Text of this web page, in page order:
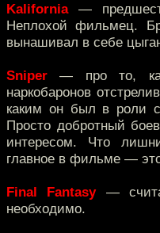
Kalifornia—
Неплохой фильмец.
вынашивал в себе
Sniper — про то,
наркобаронов
каким он был в роли
Просто добротный
интересом. Что
главное в фильме —
Final Fantasy—
необходимо.